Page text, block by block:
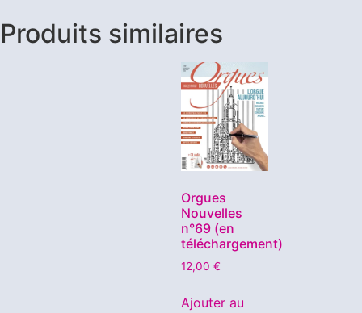
Produits similaires
Orgues
Nouvelles
n°69 (en
téléchargement)
12,00 €
Ajouter au